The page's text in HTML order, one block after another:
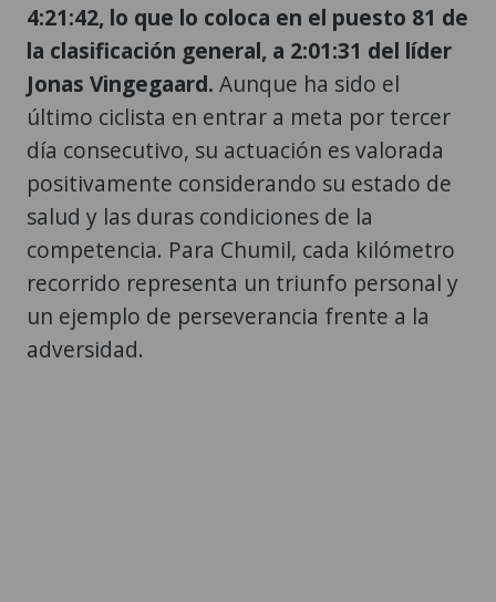
4:21:42, lo que lo coloca en el puesto 81 de
la clasificación general, a 2:01:31 del líder
Jonas Vingegaard. Aunque ha sido el
último ciclista en entrar a meta por tercer
día consecutivo, su actuación es valorada
positivamente considerando su estado de
salud y las duras condiciones de la
competencia. Para Chumil, cada kilómetro
recorrido representa un triunfo personal y
un ejemplo de perseverancia frente a la
adversidad.